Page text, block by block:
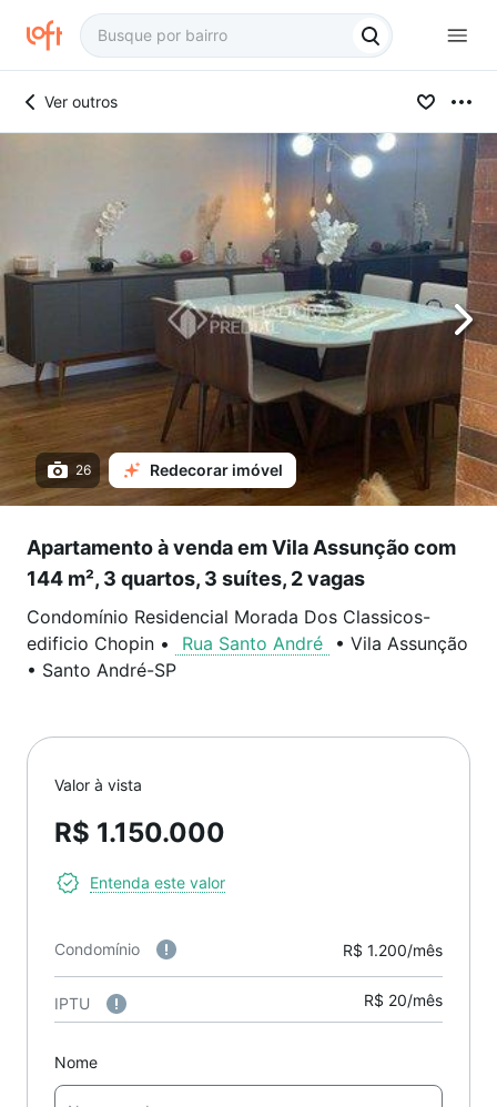
Ver outros
26 Redecorar imóvel
Apartamento à venda em Vila Assunção com
144 m², 3 quartos, 3 suítes, 2 vagas
Condomínio Residencial Morada Dos Classicos-
edificio Chopin • Rua Santo André • Vila Assunção
• Santo André-SP
Valor à vista
R$ 1.150.000
Entenda este valor
Condomínio R$ 1.200/mês
IPTU R$ 20/mês
Nome